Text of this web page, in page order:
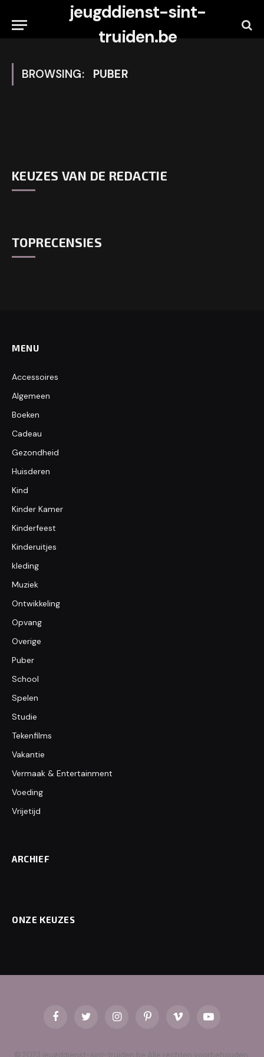
jeugddienst-sint-
truiden.be
BROWSING: PUBER
KEUZES VAN DE REDACTIE
TOPRECENSIES
MENU
Accessoires
Algemeen
Boeken
Cadeau
Gezondheid
Huisderen
Kind
Kinder Kamer
Kinderfeest
Kinderuitjes
kleding
Muziek
Ontwikkeling
Opvang
Overige
Puber
School
Spelen
Studie
Tekenfilms
Vakantie
Vermaak & Entertainment
Voeding
Vrijetijd
ARCHIEF
ONZE KEUZES
FacebookTwitter InstagramPinterestVimeo YouTube
© 2023 jeugddienst-sint-truiden.be Alle rechten voorbehouden.